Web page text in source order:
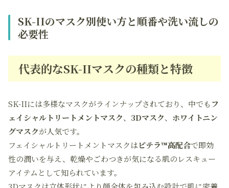
SK-IIのマスク別使い方と順番や洗い流しの
必要性
代表的なSK-IIマスクの種類と特徴
SK-IIには多様なマスクがラインナップされており、中でも フ
ェイシャルトリートメントマスク、 3Dマスク、 ホワイトニン
グマスクが人気です。
フェイシャルトリートメントマスクはピテラ™高配合で即効
性の潤いを与え、乾燥やごわつきが気になる肌のレスキュー
アイテムとして知られています。